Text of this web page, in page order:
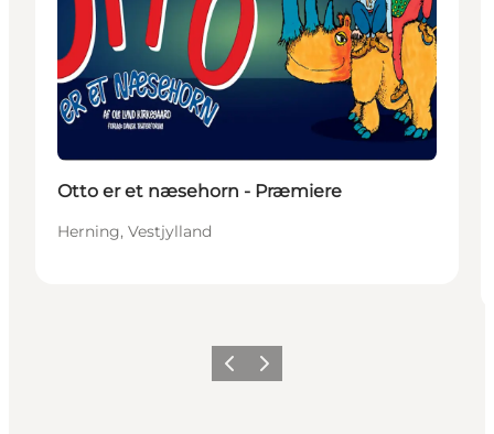
Otto er et næsehorn - Præmiere
Herning, Vestjylland
Forrige billede
Næste billede